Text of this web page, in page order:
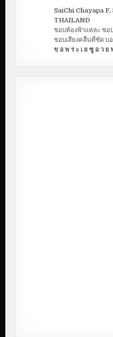
SaiChi Chayapa F,
THAILAND
ชอบท้องฟ้าแหละ ชอ
ชอบเสียงคลื่นที่ซัด บอ
ข อ พ ร ะ เ ย ซู อ ว ย